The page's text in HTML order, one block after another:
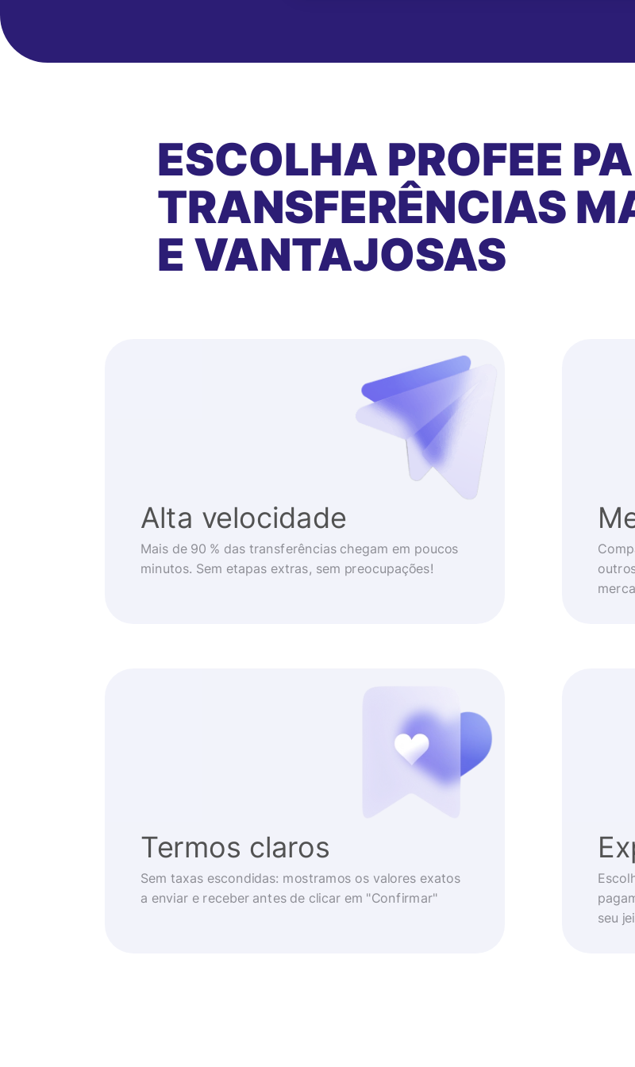
ESCOLHA PROFEE
TRANSFERÊNCIAS
E VANTAJOSAS
Alta velocidade
Mais de 90 % das transferências chegam em poucos
minutos. Sem etapas extras, sem preocupações!
Termos claros
Sem taxas escondidas: mostramos os valores exatos
a enviar e receber antes de clicar em "Confirmar"
seu